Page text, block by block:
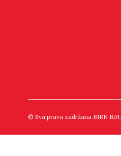
© Sva prava zadržana BIRN BiH.